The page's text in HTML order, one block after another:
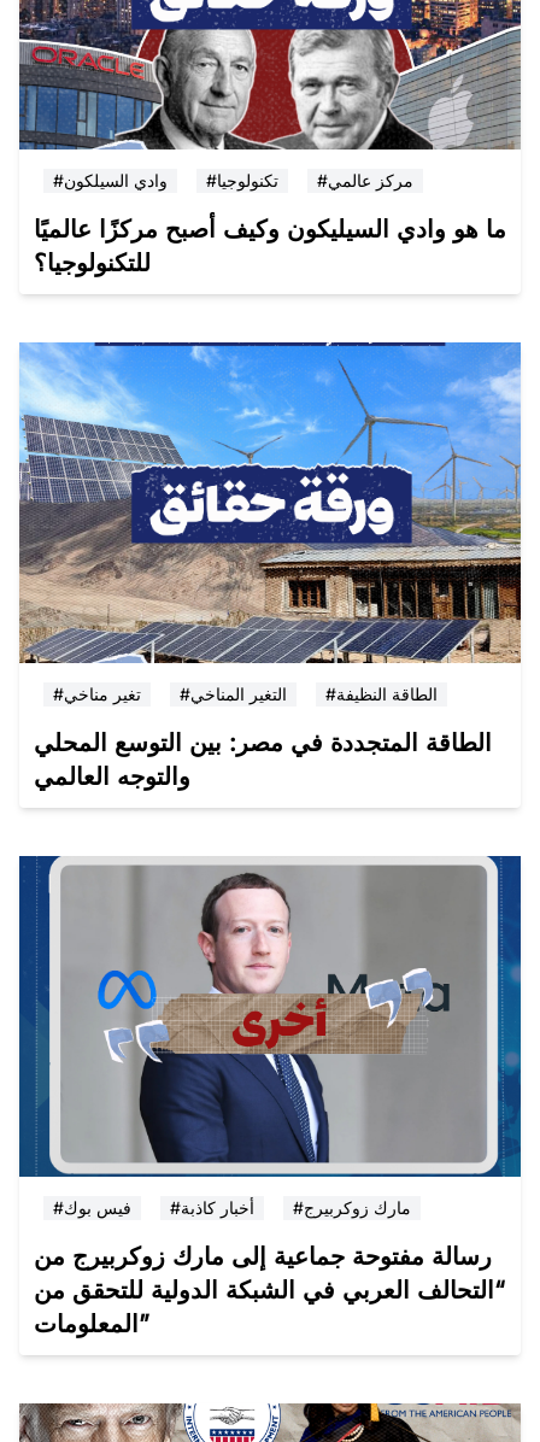
#وادي السيلكون #تكنولوجيا #مركز عالمي
ما هو وادي السيليكون وكيف أصبح مركزًا عالميًا
للتكنولوجيا؟
#تغير مناخي #التغير المناخي #الطاقة النظيفة
الطاقة المتجددة في مصر: بين التوسع المحلي
والتوجه العالمي
#فيس بوك #أخبار كاذبة #مارك زوكربيرج
رسالة مفتوحة جماعية إلى مارك زوكربيرج من
“التحالف العربي في الشبكة الدولية للتحقق من
المعلومات”